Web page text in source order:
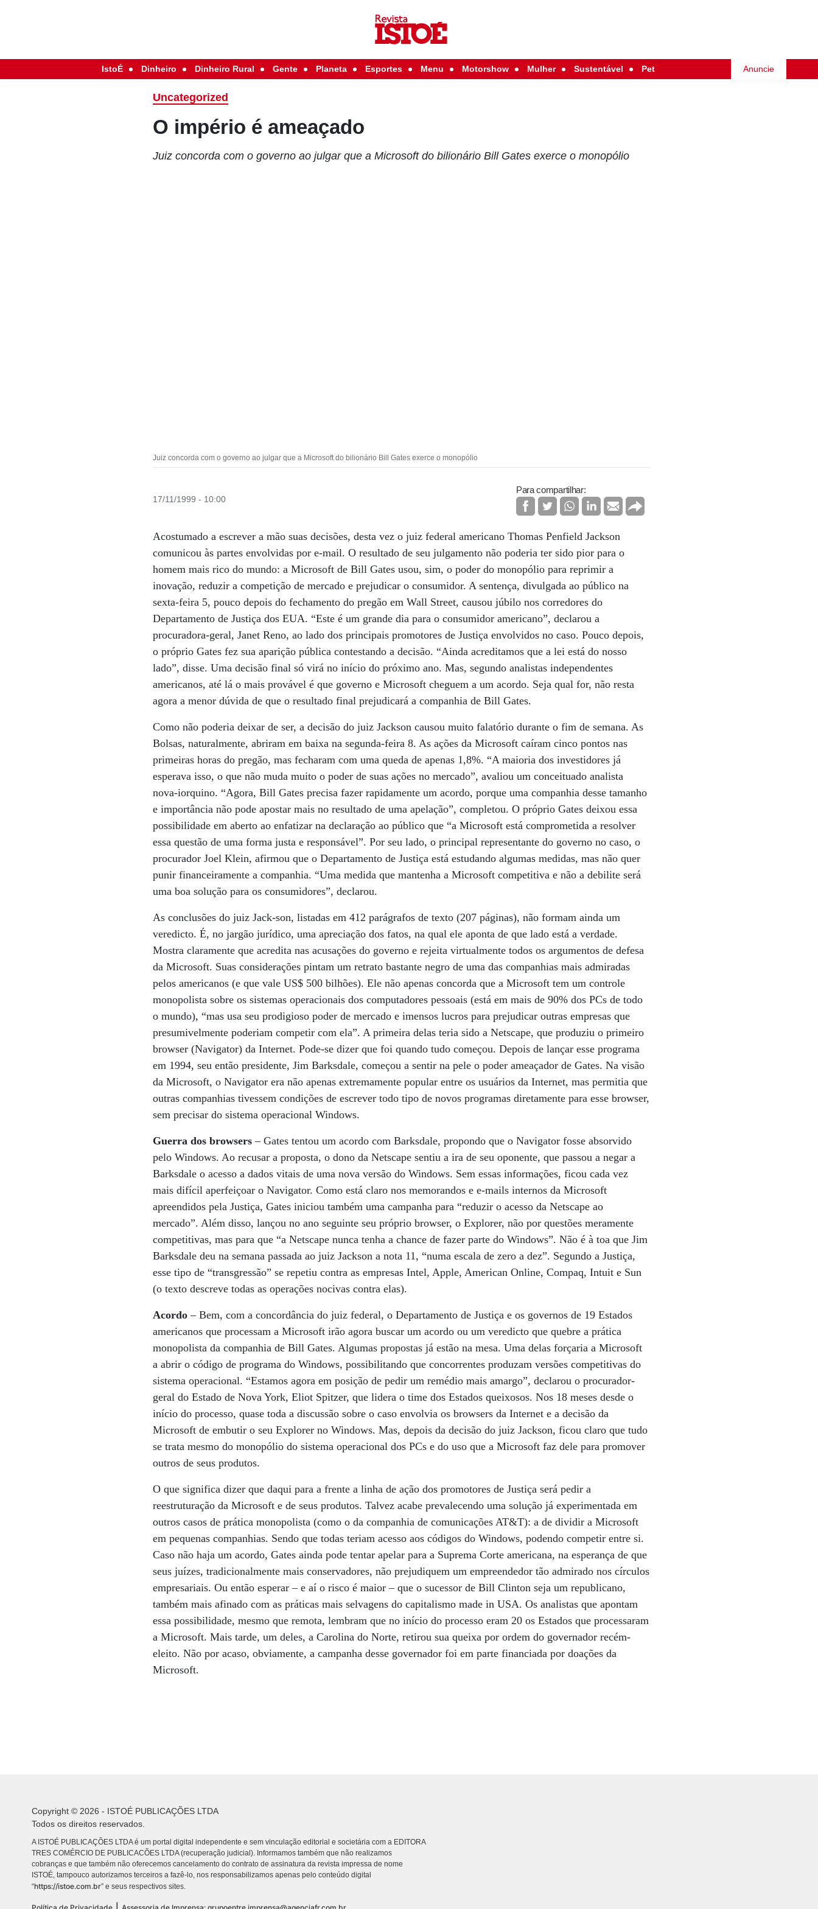
IstoÉ Dinheiro Dinheiro Rural Gente Planeta Esportes Menu Motorshow Mulher Sustentável Pet Anuncie
Uncategorized
O império é ameaçado
Juiz concorda com o governo ao julgar que a Microsoft do bilionário Bill Gates exerce o monopólio
Juiz concorda com o governo ao julgar que a Microsoft do bilionário Bill Gates exerce o monopólio
17/11/1999 - 10:00
Para compartilhar:
Acostumado a escrever a mão suas decisões, desta vez o juiz federal americano Thomas Penfield Jackson
comunicou às partes envolvidas por e-mail. O resultado de seu julgamento não poderia ter sido pior para o
homem mais rico do mundo: a Microsoft de Bill Gates usou, sim, o poder do monopólio para reprimir a
inovação, reduzir a competição de mercado e prejudicar o consumidor. A sentença, divulgada ao público na
sexta-feira 5, pouco depois do fechamento do pregão em Wall Street, causou júbilo nos corredores do
Departamento de Justiça dos EUA. “Este é um grande dia para o consumidor americano”, declarou a
procuradora-geral, Janet Reno, ao lado dos principais promotores de Justiça envolvidos no caso. Pouco depois,
o próprio Gates fez sua aparição pública contestando a decisão. “Ainda acreditamos que a lei está do nosso
lado”, disse. Uma decisão final só virá no início do próximo ano. Mas, segundo analistas independentes
americanos, até lá o mais provável é que governo e Microsoft cheguem a um acordo. Seja qual for, não resta
agora a menor dúvida de que o resultado final prejudicará a companhia de Bill Gates.
Como não poderia deixar de ser, a decisão do juiz Jackson causou muito falatório durante o fim de semana. As
Bolsas, naturalmente, abriram em baixa na segunda-feira 8. As ações da Microsoft caíram cinco pontos nas
primeiras horas do pregão, mas fecharam com uma queda de apenas 1,8%. “A maioria dos investidores já
esperava isso, o que não muda muito o poder de suas ações no mercado”, avaliou um conceituado analista
nova-iorquino. “Agora, Bill Gates precisa fazer rapidamente um acordo, porque uma companhia desse tamanho
e importância não pode apostar mais no resultado de uma apelação”, completou. O próprio Gates deixou essa
possibilidade em aberto ao enfatizar na declaração ao público que “a Microsoft está comprometida a resolver
essa questão de uma forma justa e responsável”. Por seu lado, o principal representante do governo no caso, o
procurador Joel Klein, afirmou que o Departamento de Justiça está estudando algumas medidas, mas não quer
punir financeiramente a companhia. “Uma medida que mantenha a Microsoft competitiva e não a debilite será
uma boa solução para os consumidores”, declarou.
As conclusões do juiz Jack-son, listadas em 412 parágrafos de texto (207 páginas), não formam ainda um
veredicto. É, no jargão jurídico, uma apreciação dos fatos, na qual ele aponta de que lado está a verdade.
Mostra claramente que acredita nas acusações do governo e rejeita virtualmente todos os argumentos de defesa
da Microsoft. Suas considerações pintam um retrato bastante negro de uma das companhias mais admiradas
pelos americanos (e que vale US$ 500 bilhões). Ele não apenas concorda que a Microsoft tem um controle
monopolista sobre os sistemas operacionais dos computadores pessoais (está em mais de 90% dos PCs de todo
o mundo), “mas usa seu prodigioso poder de mercado e imensos lucros para prejudicar outras empresas que
presumivelmente poderiam competir com ela”. A primeira delas teria sido a Netscape, que produziu o primeiro
browser (Navigator) da Internet. Pode-se dizer que foi quando tudo começou. Depois de lançar esse programa
em 1994, seu então presidente, Jim Barksdale, começou a sentir na pele o poder ameaçador de Gates. Na visão
da Microsoft, o Navigator era não apenas extremamente popular entre os usuários da Internet, mas permitia que
outras companhias tivessem condições de escrever todo tipo de novos programas diretamente para esse browser,
sem precisar do sistema operacional Windows.
Guerra dos browsers – Gates tentou um acordo com Barksdale, propondo que o Navigator fosse absorvido
pelo Windows. Ao recusar a proposta, o dono da Netscape sentiu a ira de seu oponente, que passou a negar a
Barksdale o acesso a dados vitais de uma nova versão do Windows. Sem essas informações, ficou cada vez
mais difícil aperfeiçoar o Navigator. Como está claro nos memorandos e e-mails internos da Microsoft
apreendidos pela Justiça, Gates iniciou também uma campanha para “reduzir o acesso da Netscape ao
mercado”. Além disso, lançou no ano seguinte seu próprio browser, o Explorer, não por questões meramente
competitivas, mas para que “a Netscape nunca tenha a chance de fazer parte do Windows”. Não é à toa que Jim
Barksdale deu na semana passada ao juiz Jackson a nota 11, “numa escala de zero a dez”. Segundo a Justiça,
esse tipo de “transgressão” se repetiu contra as empresas Intel, Apple, American Online, Compaq, Intuit e Sun
(o texto descreve todas as operações nocivas contra elas).
Acordo– Bem, com a concordância do juiz federal, o Departamento de Justiça e os governos de 19 Estados
americanos que processam a Microsoft irão agora buscar um acordo ou um veredicto que quebre a prática
monopolista da companhia de Bill Gates. Algumas propostas já estão na mesa. Uma delas forçaria a Microsoft
a abrir o código de programa do Windows, possibilitando que concorrentes produzam versões competitivas do
sistema operacional. “Estamos agora em posição de pedir um remédio mais amargo”, declarou o procurador-
geral do Estado de Nova York, Eliot Spitzer, que lidera o time dos Estados queixosos. Nos 18 meses desde o
início do processo, quase toda a discussão sobre o caso envolvia os browsers da Internet e a decisão da
Microsoft de embutir o seu Explorer no Windows. Mas, depois da decisão do juiz Jackson, ficou claro que tudo
se trata mesmo do monopólio do sistema operacional dos PCs e do uso que a Microsoft faz dele para promover
outros de seus produtos.
O que significa dizer que daqui para a frente a linha de ação dos promotores de Justiça será pedir a
reestruturação da Microsoft e de seus produtos. Talvez acabe prevalecendo uma solução já experimentada em
outros casos de prática monopolista (como o da companhia de comunicações AT&T): a de dividir a Microsoft
em pequenas companhias. Sendo que todas teriam acesso aos códigos do Windows, podendo competir entre si.
Caso não haja um acordo, Gates ainda pode tentar apelar para a Suprema Corte americana, na esperança de que
seus juízes, tradicionalmente mais conservadores, não prejudiquem um empreendedor tão admirado nos círculos
empresariais. Ou então esperar – e aí o risco é maior – que o sucessor de Bill Clinton seja um republicano,
também mais afinado com as práticas mais selvagens do capitalismo made in USA. Os analistas que apontam
essa possibilidade, mesmo que remota, lembram que no início do processo eram 20 os Estados que processaram
a Microsoft. Mais tarde, um deles, a Carolina do Norte, retirou sua queixa por ordem do governador recém-
eleito. Não por acaso, obviamente, a campanha desse governador foi em parte financiada por doações da
Microsoft.
Copyright © 2026 - ISTOÉ PUBLICAÇÕES LTDA
Todos os direitos reservados.
A ISTOÉ PUBLICAÇÕES LTDA é um portal digital independente e sem vinculação editorial e societária com a EDITORA
TRES COMÉRCIO DE PUBLICACÕES LTDA (recuperação judicial). Informamos também que não realizamos
cobranças e que também não oferecemos cancelamento do contrato de assinatura da revista impressa de nome
ISTOÉ, tampouco autorizamos terceiros a fazê-lo, nos responsabilizamos apenas pelo conteúdo digital
“https://istoe.com.br” e seus respectivos sites.